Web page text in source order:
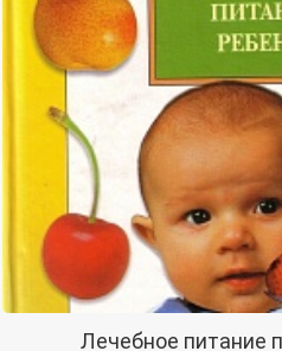
Лечебное питание